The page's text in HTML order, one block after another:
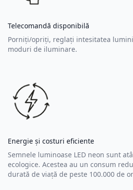
Telecomandă disponibilă
Porniți/opriți, reglați intesitatea
moduri de iluminare.
Energie și costuri eficiente
Semnele luminoase LED neon sunt
ecologice. Acestea au un consum
durată de viață de peste 100.000 de